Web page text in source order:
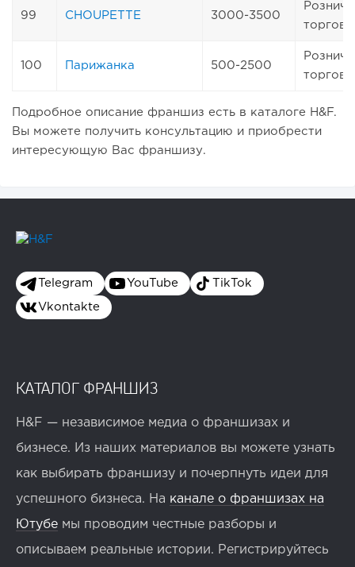
99 CHOUPETTE 3000-3500
100 Парижанка 500-2500
Подробное описание франшиз есть в каталоге H&F.
Вы можете получить консультацию и приобрести
интересующую Вас франшизу.
Telegram YouTube TikTok
Vkontakte
КАТАЛОГ ФРАНШИЗ
H&F — независимое медиа о франшизах и
бизнесе. Из наших материалов вы можете узнать
как выбирать франшизу и почерпнуть идеи для
успешного бизнеса. На канале о франшизах на
Ютубе мы проводим честные разборы и
описываем реальные истории. Регистрируйтесь